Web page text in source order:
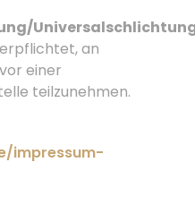
an
einer
teilzunehmen.
impressum-